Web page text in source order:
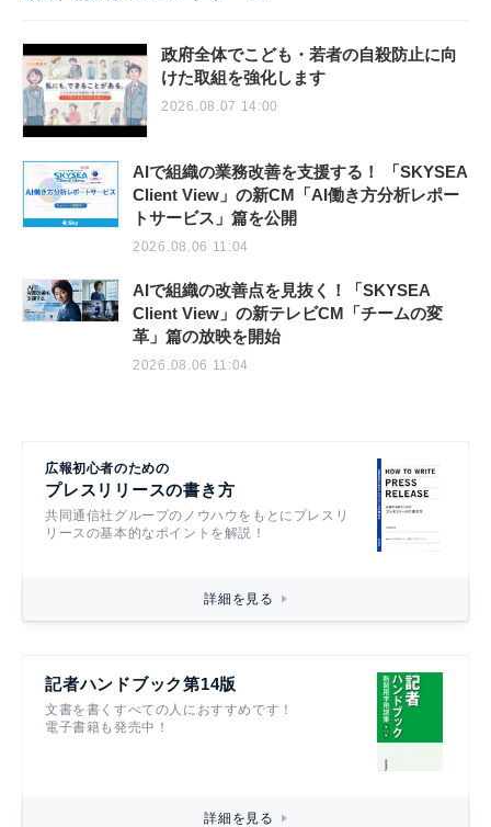
政府全体でこども・若者の自殺防止に向
けた取組を強化します
2026.08.07 14:00
AIで組織の業務改善を支援する！ 「SKYSEA
Client View」の新CM「AI働き方分析レポー
トサービス」篇を公開
2026.08.06 11:04
AIで組織の改善点を見抜く！「SKYSEA
Client View」の新テレビCM「チームの変
革」篇の放映を開始
2026.08.06 11:04
広報初心者のための
プレスリリースの書き方
共同通信社グループのノウハウをもとにプレスリ
リースの基本的なポイントを解説！
詳細を見る
記者ハンドブック第14版
文書を書くすべての人におすすめです！
電子書籍も発売中！
詳細を見る